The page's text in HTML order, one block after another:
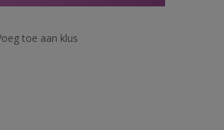
toe aan klus